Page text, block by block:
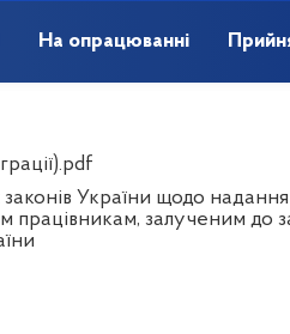
На опрацюванні
України щодо
працівникам, залученим до